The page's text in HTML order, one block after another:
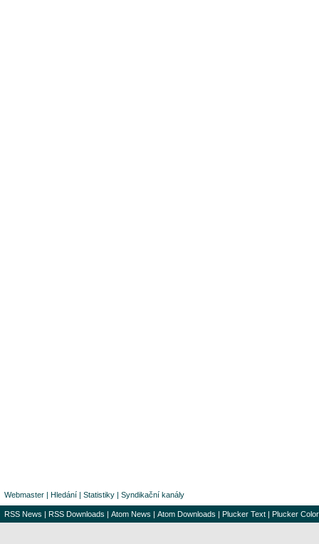
Webmaster | Hledání | Statistiky | Syndikační kanály
RSS News | RSS Downloads | Atom News | Atom Downloads | Plucker Text | Plucker Color